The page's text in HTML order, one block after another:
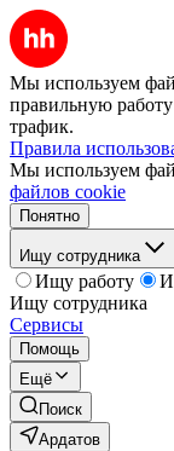
Мы используем
правильную работу
трафик.
Правила
Мы используем
файлов cookie
Понятно
Ищу сотрудника
Ищу работу
Ищу сотрудника
Сервисы
Помощь
Ещё
Поиск
Ардатов